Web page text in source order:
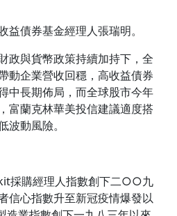
債券基金經理人張瑞明。
政與貨幣政策持續加持下，全
動企業營收回穩，高收益債券
中長期佈局，而全球股市今年
富蘭克林華美投信建議適度搭
波動風險。
採購經理人指數創下二○○九
信心指數升至新冠疫情爆發以